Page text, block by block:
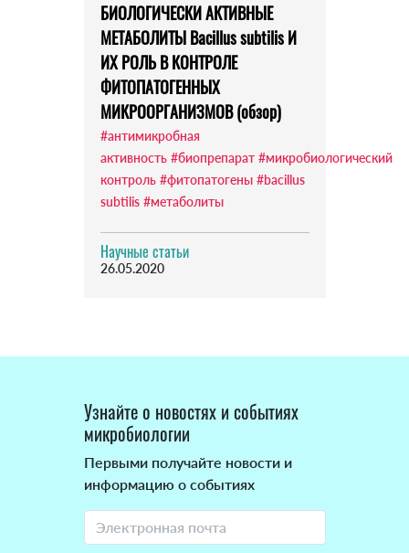
БИОЛОГИЧЕСКИ АКТИВНЫЕ
МЕТАБОЛИТЫ Bacillus subtilis И
ИХ РОЛЬ В КОНТРОЛЕ
ФИТОПАТОГЕННЫХ
МИКРООРГАНИЗМОВ (обзор)
#антимикробная
активность #биопрепарат #микробиологический
контроль #фитопатогены #bacillus
subtilis #метаболиты
Научные статьи
26.05.2020
Узнайте о новостях и событиях
микробиологии
Первыми получайте новости и
информацию о событиях